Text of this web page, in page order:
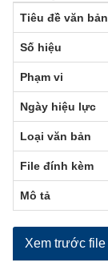
Tiêu đề văn bản
Số hiệu
Phạm vi
Ngày hiệu lực
Loại văn bản
File đính kèm
Mô tả
Xem trước file